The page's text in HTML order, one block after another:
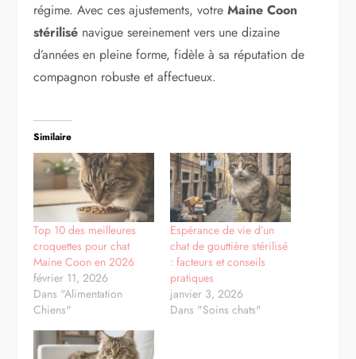
régime. Avec ces ajustements, votreMaine Coon
stérilisé navigue sereinement vers une dizaine
d’années en pleine forme, fidèle à sa réputation de
compagnon robuste et affectueux.
Similaire
Top 10 des meilleures
croquettes pour chat
Maine Coon en 2026
février 11, 2026
Dans "Alimentation
Chiens"
Espérance de vie d’un
chat de gouttière stérilisé
: facteurs et conseils
pratiques
janvier 3, 2026
Dans "Soins chats"